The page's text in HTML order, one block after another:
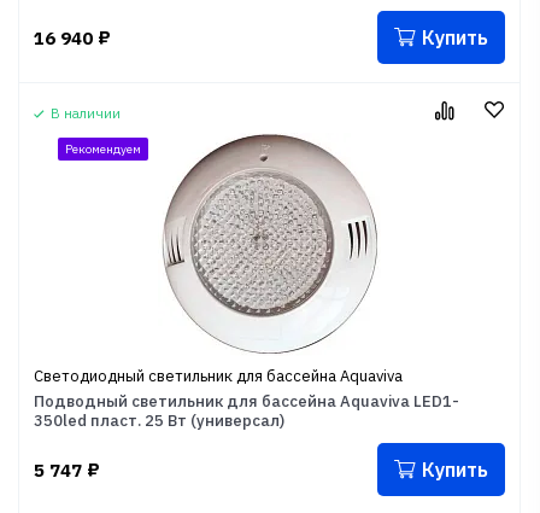
16 940 ₽ Купить
В наличии
Рекомендуем
Светодиодный светильник для бассейна Aquaviva
Подводный светильник для бассейна Aquaviva LED1-
350led пласт. 25 Вт (универсал)
5 747 ₽ Купить